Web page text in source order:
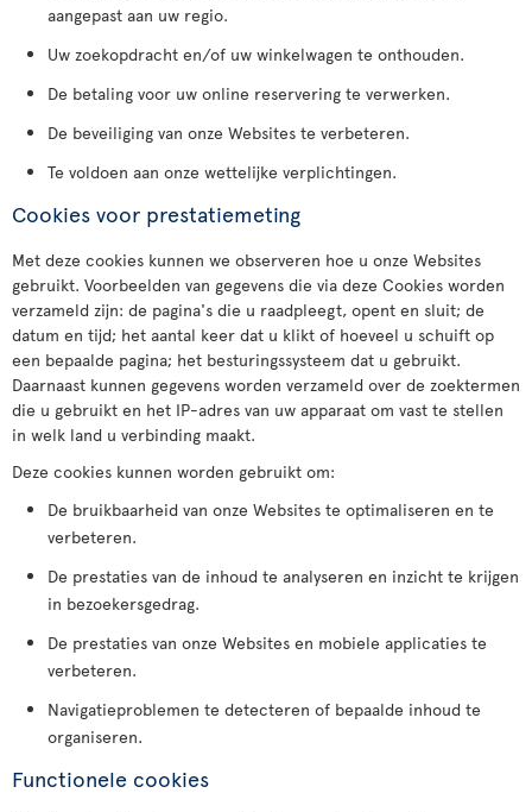
aangepast aan uw regio.
Uw zoekopdracht en/of uw winkelwagen te onthouden.
De betaling voor uw online reservering te verwerken.
De beveiliging van onze Websites te verbeteren.
Te voldoen aan onze wettelijke verplichtingen.
Cookies voor prestatiemeting
Met deze cookies kunnen we observeren hoe u onze Websites
gebruikt. Voorbeelden van gegevens die via deze Cookies worden
verzameld zijn: de pagina's die u raadpleegt, opent en sluit; de
datum en tijd; het aantal keer dat u klikt of hoeveel u schuift op
een bepaalde pagina; het besturingssysteem dat u gebruikt.
Daarnaast kunnen gegevens worden verzameld over de zoektermen
die u gebruikt en het IP-adres van uw apparaat om vast te stellen
in welk land u verbinding maakt.
Deze cookies kunnen worden gebruikt om:
De bruikbaarheid van onze Websites te optimaliseren en te
verbeteren.
De prestaties van de inhoud te analyseren en inzicht te krijgen
in bezoekersgedrag.
De prestaties van onze Websites en mobiele applicaties te
verbeteren.
Navigatieproblemen te detecteren of bepaalde inhoud te
organiseren.
Functionele cookies